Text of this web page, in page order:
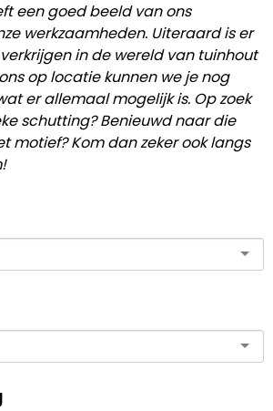
een goed beeld van ons
werkzaamheden. Uiteraard is er
in de wereld van tuinhout
op locatie kunnen we je nog
er allemaal mogelijk is. Op zoek
schutting? Benieuwd naar die
motief? Kom dan zeker ook langs